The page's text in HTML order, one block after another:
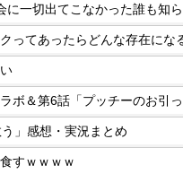
ってあったらどんな存在にな
ボ＆第6話「プッチーのお引
」感想・実況まとめ
すｗｗｗｗ